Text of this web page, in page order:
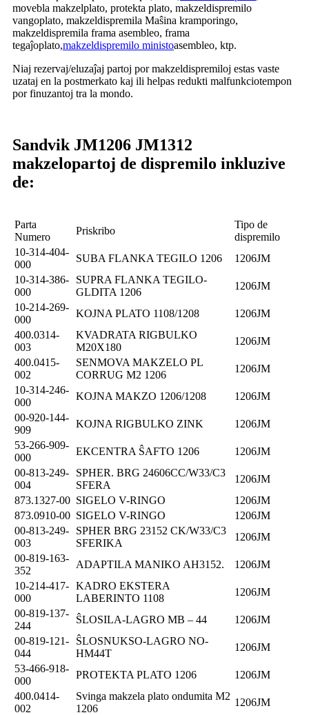
movebla makzelplato, protekta plato, makzeldispremilo
vangoplato, makzeldispremila Maŝina kramporingo,
makzeldispremila frama asembleo, frama
tegaĵoplato,makzeldispremilo ministoasembleo, ktp.
Niaj rezervaj/eluzaĵaj partoj por makzeldispremiloj estas vaste
uzataj en la postmerkato kaj ili helpas redukti malfunkciotempon
por finuzantoj tra la mondo.
Sandvik JM1206 JM1312
makzelopartoj de dispremilo inkluzive
de:
Parta
Numero
Priskribo
Tipo de
dispremilo
10-314-404-
000
SUBA FLANKA TEGILO 1206
1206JM
10-314-386-
000
SUPRA FLANKA TEGILO-
GLDITA 1206
1206JM
10-214-269-
000
KOJNA PLATO 1108/1208
1206JM
400.0314-
003
KVADRATA RIGBULKO
M20X180
1206JM
400.0415-
002
SENMOVA MAKZELO PL
CORRUG M2 1206
1206JM
10-314-246-
000
KOJNA MAKZO 1206/1208
1206JM
00-920-144-
909
KOJNA RIGBULKO ZINK
1206JM
53-266-909-
000
EKCENTRA ŜAFTO 1206
1206JM
00-813-249-
004
SPHER. BRG 24606CC/W33/C3
SFERA
1206JM
873.1327-00 SIGELO V-RINGO
1206JM
873.0910-00 SIGELO V-RINGO
1206JM
00-813-249-
003
SPHER BRG 23152 CK/W33/C3
SFERIKA
1206JM
00-819-163-
352
ADAPTILA MANIKO AH3152.
1206JM
10-214-417-
000
KADRO EKSTERA
LABERINTO 1108
1206JM
00-819-137-
244
ŜLOSILA-LAGRO MB – 44
1206JM
00-819-121-
044
ŜLOSNUKSO-LAGRO NO-
HM44T
1206JM
53-466-918-
000
PROTEKTA PLATO 1206
1206JM
400.0414-
002
Svinga makzela plato ondumita M2
1206
1206JM